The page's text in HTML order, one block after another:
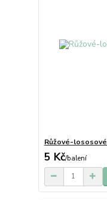
Růžové-
5 Kč/balení